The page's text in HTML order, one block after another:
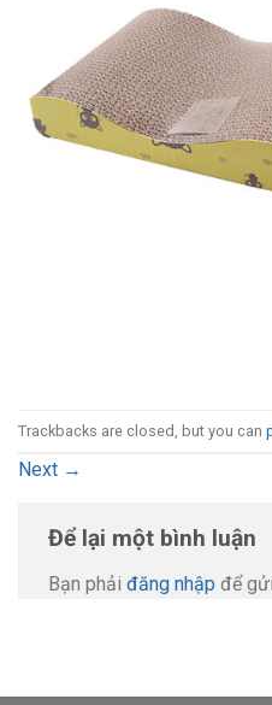
Trackbacks are closed, but you can
Next →
Để lại một bình luận
Bạn phải đăng nhập để